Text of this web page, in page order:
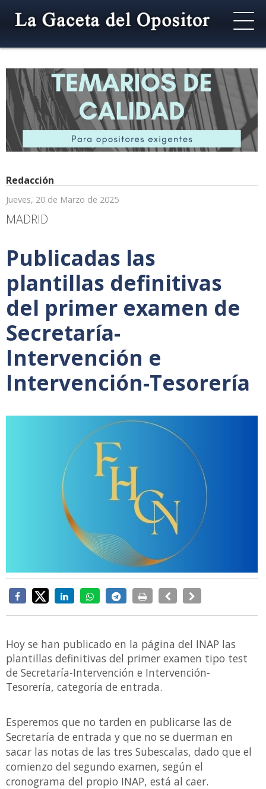
Redacción
Jueves, 20 de Marzo de 2025
MADRID
Publicadas las
plantillas definitivas
del primer examen de
Secretaría-
Intervención e
Intervención-Tesorería
Hoy se han publicado en la página del INAP las
plantillas definitivas del primer examen tipo test
de Secretaría-Intervención e Intervención-
Tesorería, categoría de entrada.
Esperemos que no tarden en publicarse las de
Secretaría de entrada y que no se duerman en
sacar las notas de las tres Subescalas, dado que el
comienzo del segundo examen, según el
cronograma del propio INAP, está al caer.